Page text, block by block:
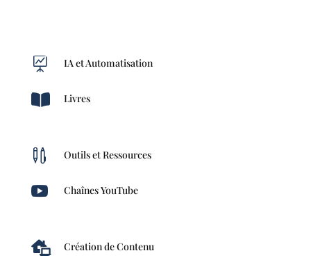
 IA et Automatisation
 Livres
 Outils et Ressources
 Chaînes YouTube
 Création de Contenu